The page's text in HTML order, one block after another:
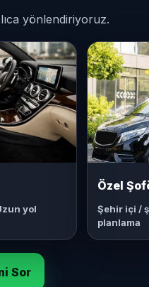
yönlendiriyoruz.
yol
Özel
Şehir içi /
planlama
Sor